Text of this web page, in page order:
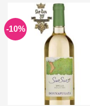
45 sao
-10%